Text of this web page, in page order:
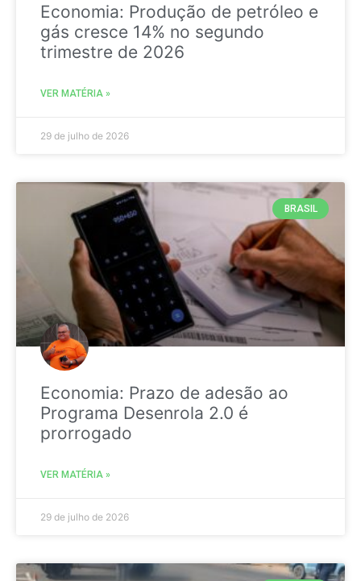
Economia: Produção de petróleo e
gás cresce 14% no segundo
trimestre de 2026
VER MATÉRIA »
29 de julho de 2026
BRASIL
Economia: Prazo de adesão ao
Programa Desenrola 2.0 é
prorrogado
VER MATÉRIA »
29 de julho de 2026